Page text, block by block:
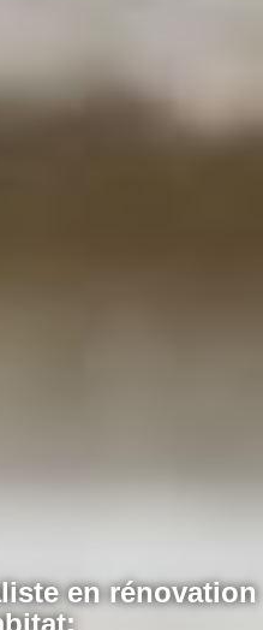
en rénovation